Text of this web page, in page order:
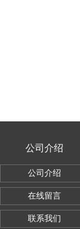
公司介绍
公司介绍
在线留言
联系我们